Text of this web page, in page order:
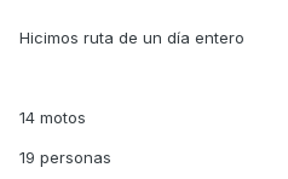
Hicimos ruta de un día entero
14 motos
19 personas